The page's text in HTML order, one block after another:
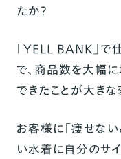
たか？
「YELL BANK」
で、商品数を大幅
できたことが大きな
お客様に「痩せな
い水着に自分のサ